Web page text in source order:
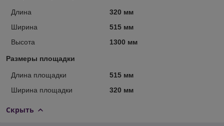
Длина
320 мм
Ширина
515 мм
Высота
1300 мм
Размеры площадки
Длина площадки
515 мм
Ширина площадки
320 мм
Скрыть